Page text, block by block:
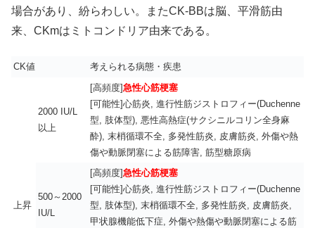
場合があり、紛らわしい。またCK-BBは脳、平滑筋由
来、CKmはミトコンドリア由来である。
CK値 考えられる病態・疾患
上昇
2000 IU/L
以上
[高頻度]急性心筋梗塞
[可能性]心筋炎, 進行性筋ジストロフィー(Duchenne
型, 肢体型), 悪性高熱症(サクシニルコリン全身麻
酔), 末梢循環不全, 多発性筋炎, 皮膚筋炎, 外傷や熱
傷や動脈閉塞による筋障害, 筋型糖原病
500～2000
IU/L
[高頻度]急性心筋梗塞
[可能性]心筋炎, 進行性筋ジストロフィー(Duchenne
型, 肢体型), 末梢循環不全, 多発性筋炎, 皮膚筋炎,
甲状腺機能低下症, 外傷や熱傷や動脈閉塞による筋